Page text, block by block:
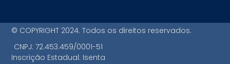
© COPYRIGHT 2024. Todos os direitos reservados.
CNPJ: 72.453.459/0001-51
Inscrição Estadual: Isenta